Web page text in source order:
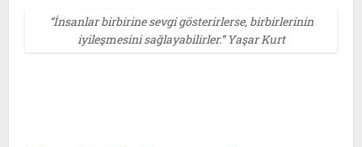
“İnsanlar birbirine sevgi gösterirlerse, birbirlerinin
iyileşmesini sağlayabilirler.” Yaşar Kurt